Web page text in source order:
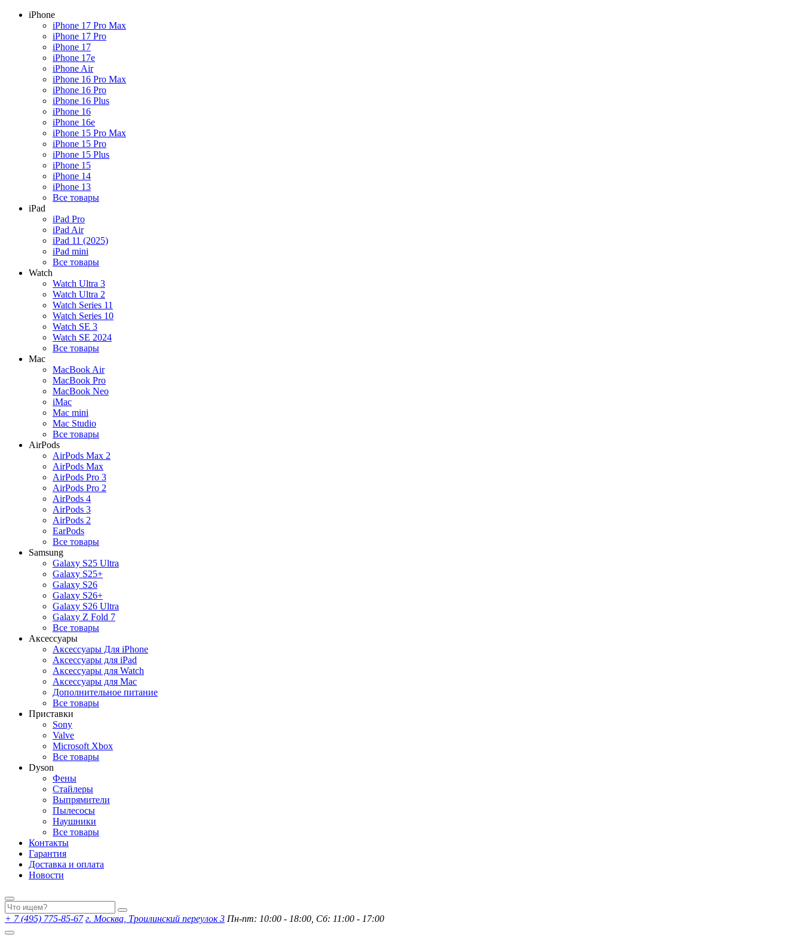
iPhone
iPhone 17 Pro Max
iPhone 17 Pro
iPhone 17
iPhone 17e
iPhone Air
iPhone 16 Pro Max
iPhone 16 Pro
iPhone 16 Plus
iPhone 16
iPhone 16e
iPhone 15 Pro Max
iPhone 15 Pro
iPhone 15 Plus
iPhone 15
iPhone 14
iPhone 13
Все товары
iPad
iPad Pro
iPad Air
iPad 11 (2025)
iPad mini
Все товары
Watch
Watch Ultra 3
Watch Ultra 2
Watch Series 11
Watch Series 10
Watch SE 3
Watch SE 2024
Все товары
Mac
MacBook Air
MacBook Pro
MacBook Neo
iMac
Mac mini
Mac Studio
Все товары
AirPods
AirPods Max 2
AirPods Max
AirPods Pro 3
AirPods Pro 2
AirPods 4
AirPods 3
AirPods 2
EarPods
Все товары
Samsung
Galaxy S25 Ultra
Galaxy S25+
Galaxy S26
Galaxy S26+
Galaxy S26 Ultra
Galaxy Z Fold 7
Все товары
Аксессуары
Аксессуары Для iPhone
Аксессуары для iPad
Аксессуары для Watch
Аксессуары для Mac
Дополнительное питание
Все товары
Приставки
Sony
Valve
Microsoft Xbox
Все товары
Dyson
Фены
Стайлеры
Выпрямители
Пылесосы
Наушники
Все товары
Контакты
Гарантия
Доставка и оплата
Новости
+ 7 (495) 775-85-67 г. Москва, Троилинский переулок 3 Пн-пт: 10:00 - 18:00, Сб: 11:00 - 17:00